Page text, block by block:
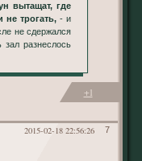
вытащат, где
трогать, - и
не сдержался
разнеслось
+1
7
2015-02-18 22:56:26